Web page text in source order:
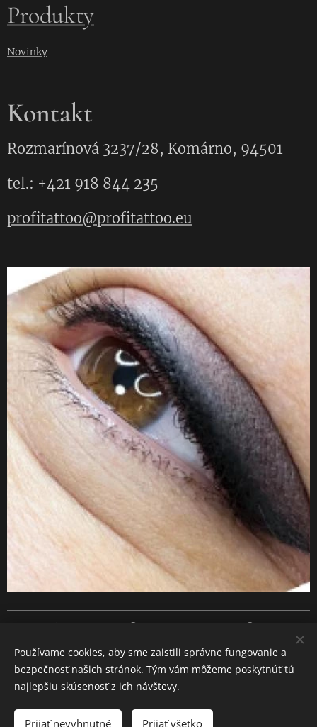
DO KOŠÍKA
Produkty
Novinky
Kontakt
Rozmarínová 3237/28, Komárno, 94501
tel.: +421 918 844 235
profitattoo@profitattoo.eu
Jazyky
Slovenčina
English
Používame cookies, aby sme zaistili správne fungovanie a
bezpečnosť našich stránok. Tým vám môžeme poskytnúť tú
najlepšiu skúsenosť z ich návštevy.
Prijať nevyhnutné Prijať všetko